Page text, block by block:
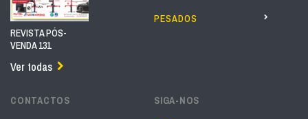
REVISTA PÓS-
VENDA 131
Ver todas
PESADOS
CONTACTOS SIGA-NOS